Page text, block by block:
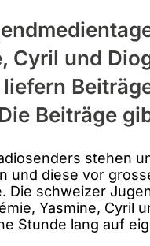
Cyril und
Beiträge
stehen
und diese vor
Die schweizer
Yasmine, Cyril
Stunde lang auf